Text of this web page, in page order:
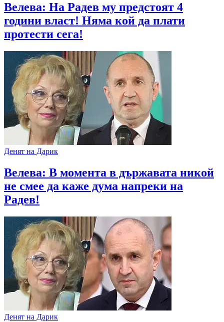
Велева: На Радев му предстоят 4
години власт! Няма кой да плати
протести сега!
Денят на Дарик
Велева: В момента в държавата никой
не смее да каже дума напреки на
Радев!
Денят на Дарик